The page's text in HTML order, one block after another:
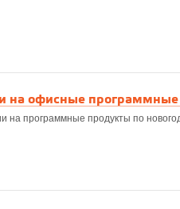
на офисные
на программные продукты по